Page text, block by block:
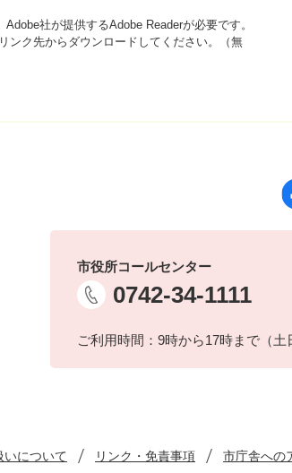
社が提供するAdobe Readerが必要です。
ンク先からダウンロードしてください。（無
市役所コールセンター
0742-34-1111
ご利用時間：9時から17時まで（土
いについて リンク・免責事項 市庁舎への